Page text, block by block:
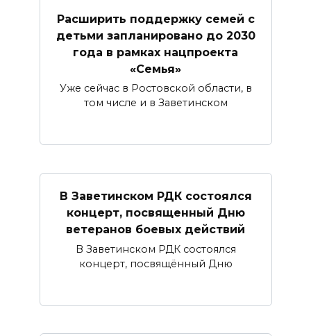
Расширить поддержку семей с
детьми запланировано до 2030
года в рамках нацпроекта
«Семья»
Уже сейчас в Ростовской области, в
том числе и в Заветинском
В Заветинском РДК состоялся
концерт, посвященный Дню
ветеранов боевых действий
В Заветинском РДК состоялся
концерт, посвящённый Дню